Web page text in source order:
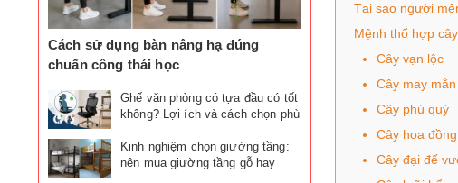
Tại sao người
Mệnh thổ hợp
Cây vạn lộc
Cây may mắn
Cây phú quý
Cây hoa
Cây đại đế
Cách sử dụng bàn nâng hạ đúng
chuẩn công thái học
Ghế văn phòng có tựa đầu có tốt
không? Lợi ích và cách chọn phù
Kinh nghiệm chọn giường tầng:
nên mua giường tầng gỗ hay